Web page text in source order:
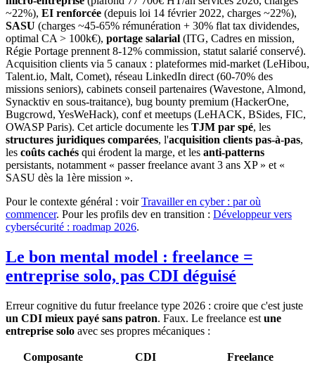
~22%), EI renforcée (depuis loi 14 février 2022, charges ~22%),
SASU (charges ~45-65% rémunération + 30% flat tax dividendes,
optimal CA > 100k€), portage salarial (ITG, Cadres en mission,
Régie Portage prennent 8-12% commission, statut salarié conservé).
Acquisition clients via 5 canaux : plateformes mid-market (LeHibou,
Talent.io, Malt, Comet), réseau LinkedIn direct (60-70% des
missions seniors), cabinets conseil partenaires (Wavestone, Almond,
Synacktiv en sous-traitance), bug bounty premium (HackerOne,
Bugcrowd, YesWeHack), conf et meetups (LeHACK, BSides, FIC,
OWASP Paris). Cet article documente les TJM par spé, les
structures juridiques comparées, l'acquisition clients pas-à-pas,
les coûts cachés qui érodent la marge, et les anti-patterns
persistants, notamment « passer freelance avant 3 ans XP » et «
SASU dès la 1ère mission ».
Pour le contexte général : voirTravailler en cyber : par où
commencer. Pour les profils dev en transition : Développeur vers
cybersécurité : roadmap 2026.
Le bon mental model : freelance =
entreprise solo, pas CDI déguisé
Erreur cognitive du futur freelance type 2026 : croire que c'est juste
un CDI mieux payé sans patron. Faux. Le freelance est une
entreprise solo avec ses propres mécaniques :
Composante CDI
Freelance